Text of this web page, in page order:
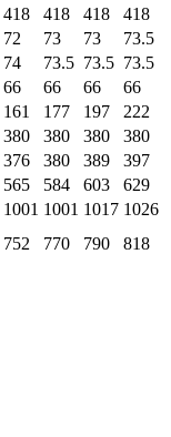
418 418 418
418
72 73 73
73.5
74 73.5 73.5 73.5
66 66 66
66
161 177 197
222
380 380 380
380
376 380 389
397
565 584 603
629
1001 1001 1017 1026
752 770 790 818